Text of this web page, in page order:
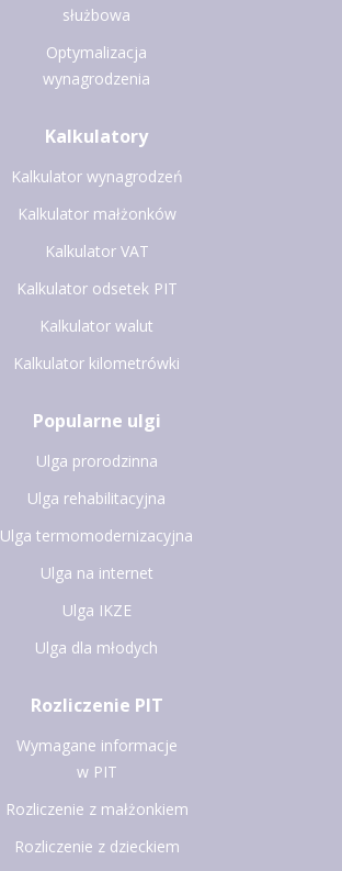
służbowa
Optymalizacja
wynagrodzenia
Kalkulatory
Kalkulator wynagrodzeń
Kalkulator małżonków
Kalkulator VAT
Kalkulator odsetek PIT
Kalkulator walut
Kalkulator kilometrówki
Popularne ulgi
Ulga prorodzinna
Ulga rehabilitacyjna
Ulga termomodernizacyjna
Ulga na internet
Ulga IKZE
Ulga dla młodych
Rozliczenie PIT
Wymagane informacje
w PIT
Rozliczenie z małżonkiem
Rozliczenie z dzieckiem